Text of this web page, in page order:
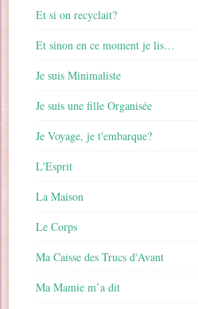
Et si on recyclait?
Et sinon en ce moment je lis…
Je suis Minimaliste
Je suis une fille Organisée
Je Voyage, je t'embarque?
L'Esprit
La Maison
Le Corps
Ma Caisse des Trucs d'Avant
Ma Mamie m’a dit